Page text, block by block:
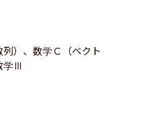
）、数学Ｃ（ベクト
学Ⅲ